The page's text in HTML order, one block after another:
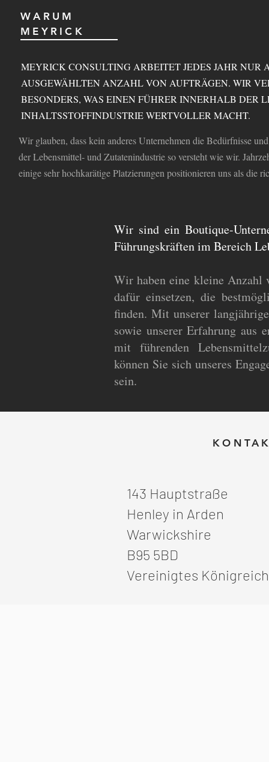
WARUM
MEYRICK
MEYRICK CONSULTING ARBEITET JEDES JAHR NUR
AUSGEWÄHLTEN ANZAHL VON AUFTRÄGEN. WIR
BESONDERS, WAS EINEN FÜHRER INNERHALB DER
INHALTSSTOFFINDUSTRIE WERTVOLLER MACHT.
Wir glauben, dass kein anderes Unternehmen die Bedürfnisse
der Lebensmittel- und Zutatenindustrie so versteht wie wir.
einige sehr hochkarätige Platzierungen positionieren uns als die
Wir sind ein Boutique-
Führungskräften im Bereich
Wir haben eine kleine Anzahl
dafür einsetzen, die
finden. Mit unserer
sowie unserer Erfahrung aus
mit führenden
können Sie sich unseres
sein.
143 Hauptstraße
Henley in Arden
Warwickshire
B95 5BD
Vereinigtes Königreich